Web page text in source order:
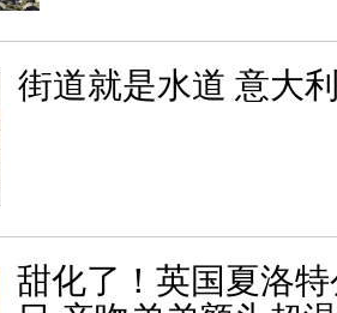
街道就是水道 意大
甜化了！英国夏洛